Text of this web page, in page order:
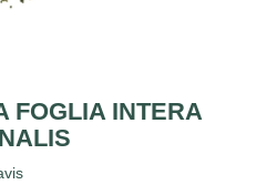
FOGLIA INTERA